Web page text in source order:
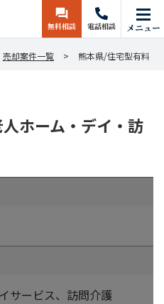
無料相談 電話相談 メニュー
売却案件一覧 熊本県/住宅型有料老
ホーム・デイ・訪
サービス、訪問介護